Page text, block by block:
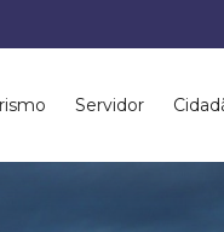
Servidor